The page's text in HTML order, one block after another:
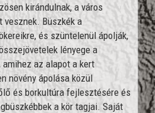
kirándulnak, a város
vesznek. Büszkék a
és szüntelenül ápolják,
lényege a
az alapot a kert
növény ápolása közül
és borkultúra fejlesztésére és
a kör tagjai. Saját